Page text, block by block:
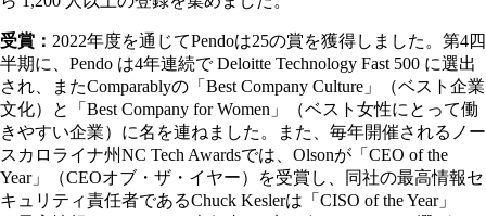
受賞： 2022年度を通じてPendoは25の賞を獲得しました。第4四
半期に、Pendo は4年連続で Deloitte Technology Fast 500 に選出
され、またComparablyの「Best Company Culture」（ベスト企業
文化）と「Best Company for Women」（ベスト女性にとって働
きやすい企業）に名を連ねました。また、毎年開催されるノー
スカロライナ州NC Tech Awardsでは、Olsonが「CEO of the
Year」（CEOオブ・ザ・イヤー）を受賞し、同社の最高情報セ
キュリティ責任者であるChuck Keslerは「CISO of the Year」